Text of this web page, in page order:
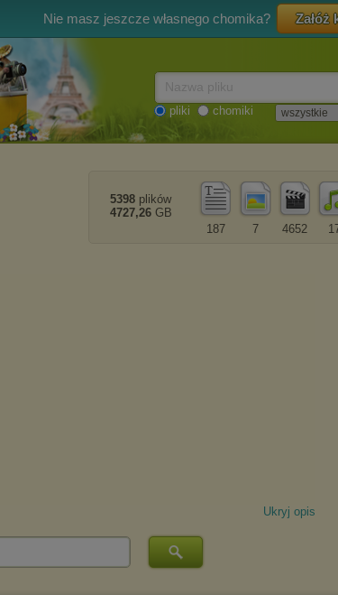
Nie masz jeszcze własnego chomika? Załóż
pliki chomiki
4652
7
187
5398 plików
4727,26 GB
Ukryj opis